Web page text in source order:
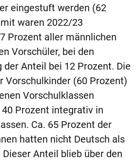
eingestuft werden (62
waren 2022/23
Prozent aller männlichen
Vorschüler, bei den
der Anteil bei 12 Prozent. Die
Vorschulkinder (60 Prozent)
Vorschulklassen
Prozent integrativ in
Ca. 65 Prozent der
hatten nicht Deutsch als
Dieser Anteil blieb über den